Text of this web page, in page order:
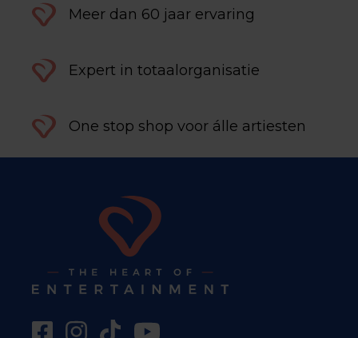
Meer dan 60 jaar ervaring
Expert in totaalorganisatie
One stop shop voor álle artiesten